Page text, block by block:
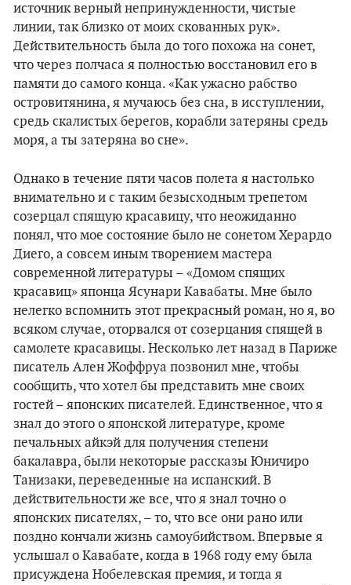
источник верный непринужденности, чистые
линии, так близко от моих скованных рук».
Действительность была до того похожа на сонет,
что через полчаса я полностью восстановил его в
памяти до самого конца. «Как ужасно рабство
островитянина, я мучаюсь без сна, в исступлении,
средь скалистых берегов, корабли затеряны средь
моря, а ты затеряна во сне».
Однако в течение пяти часов полета я настолько
внимательно и с таким безысходным трепетом
созерцал спящую красавицу, что неожиданно
понял, что мое состояние было не сонетом Херардо
Диего, а совсем иным творением мастера
современной литературы – «Домом спящих
красавиц» японца Ясунари Кавабаты. Мне было
нелегко вспомнить этот прекрасный роман, но я, во
всяком случае, оторвался от созерцания спящей в
самолете красавицы. Несколько лет назад в Париже
писатель Ален Жоффруа позвонил мне, чтобы
сообщить, что хотел бы представить мне своих
гостей – японских писателей. Единственное, что я
знал до этого о японской литературе, кроме
печальных айкэй для получения степени
бакалавра, были некоторые рассказы Юничиро
Танизаки, переведенные на испанский. В
действительности же все, что я знал точно о
японских писателях, – то, что все они рано или
поздно кончали жизнь самоубийством. Впервые я
услышал о Кавабате, когда в 1968 году ему была
присуждена Нобелевская премия, и тогда я